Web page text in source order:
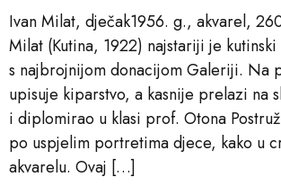
Ivan Milat, dječak1956. g., akvarel,
Milat (Kutina, 1922) najstariji je
s najbrojnijom donacijom Galeriji. Na
upisuje kiparstvo, a kasnije prelazi na
i diplomirao u klasi prof. Otona
po uspjelim portretima djece, kako u
akvarelu. Ovaj […]